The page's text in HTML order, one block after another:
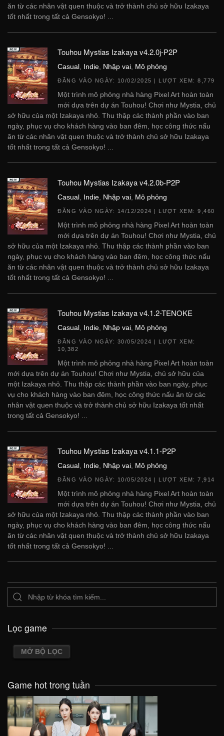
ăn từ các nhân vật quen thuộc và trở thành chủ sở hữu Izakaya
tốt nhất trong tất cả Gensokyo! ...
Touhou Mystias Izakaya v4.2.0j-P2P
Casual Indie Nhập vai Mô phỏng
ĐĂNG VÀO NGÀY: 10/02/2025 | LƯỢT XEM: 8,779
Một trình mô phỏng nhà hàng Pixel Art hoàn toàn
mới dựa trên dự án Touhou! Chơi như Mystia, chủ
sở hữu của một Izakaya nhỏ. Thu thập các thành phần vào ban
ngày, phục vụ cho khách hàng vào ban đêm, học công thức nấu
ăn từ các nhân vật quen thuộc và trở thành chủ sở hữu Izakaya
tốt nhất trong tất cả Gensokyo! ...
Touhou Mystias Izakaya v4.2.0b-P2P
Casual Indie Nhập vai Mô phỏng
ĐĂNG VÀO NGÀY: 14/12/2024 | LƯỢT XEM: 9,460
Một trình mô phỏng nhà hàng Pixel Art hoàn toàn
mới dựa trên dự án Touhou! Chơi như Mystia, chủ
sở hữu của một Izakaya nhỏ. Thu thập các thành phần vào ban
ngày, phục vụ cho khách hàng vào ban đêm, học công thức nấu
ăn từ các nhân vật quen thuộc và trở thành chủ sở hữu Izakaya
tốt nhất trong tất cả Gensokyo! ...
Touhou Mystias Izakaya v4.1.2-TENOKE
Casual Indie Nhập vai Mô phỏng
ĐĂNG VÀO NGÀY: 30/05/2024 | LƯỢT XEM:
10,382
Một trình mô phỏng nhà hàng Pixel Art hoàn toàn
mới dựa trên dự án Touhou! Chơi như Mystia, chủ sở hữu của
một Izakaya nhỏ. Thu thập các thành phần vào ban ngày, phục
vụ cho khách hàng vào ban đêm, học công thức nấu ăn từ các
nhân vật quen thuộc và trở thành chủ sở hữu Izakaya tốt nhất
trong tất cả Gensokyo! ...
Touhou Mystias Izakaya v4.1.1-P2P
Casual Indie Nhập vai Mô phỏng
ĐĂNG VÀO NGÀY: 10/05/2024 | LƯỢT XEM: 7,914
Một trình mô phỏng nhà hàng Pixel Art hoàn toàn
mới dựa trên dự án Touhou! Chơi như Mystia, chủ
sở hữu của một Izakaya nhỏ. Thu thập các thành phần vào ban
ngày, phục vụ cho khách hàng vào ban đêm, học công thức nấu
ăn từ các nhân vật quen thuộc và trở thành chủ sở hữu Izakaya
tốt nhất trong tất cả Gensokyo! ...
Lọc game
MỞ BỘ LỌC
Game hot trong tuần